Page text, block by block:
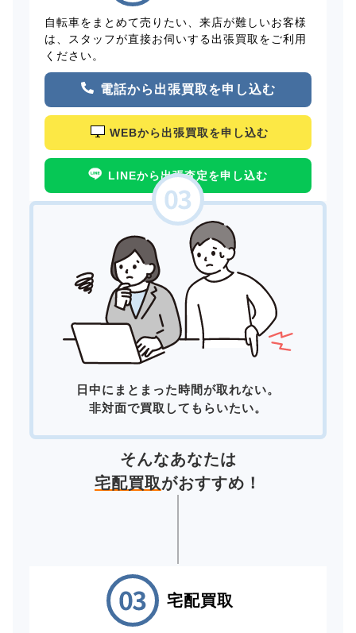
自転車をまとめて売りたい、来店が難しいお客様
は、スタッフが直接お伺いする出張買取をご利用
ください。
電話から出張買取を申し込む
WEBから出張買取を申し込む
LINEから出張査定を申し込む
日中にまとまった時間が取れない。
非対面で買取してもらいたい。
そんなあなたは
宅配買取がおすすめ！
宅配買取